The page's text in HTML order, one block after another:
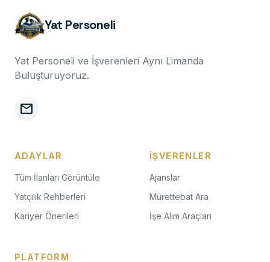
Yat Personeli
Yat Personeli ve İşverenleri Aynı Limanda
Buluşturuyoruz.
mail
ADAYLAR
Tüm İlanları Görüntüle
Yatçılık Rehberleri
Kariyer Önerileri
İŞVERENLER
Ajanslar
Mürettebat Ara
İşe Alım Araçları
PLATFORM